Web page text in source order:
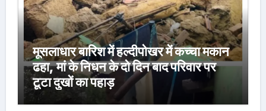
मूसलाधार बारिश में हल्दीपोखर में कच्चा मकान
ढहा, मां के निधन के दो दिन बाद परिवार पर
टूटा दुखों का पहाड़